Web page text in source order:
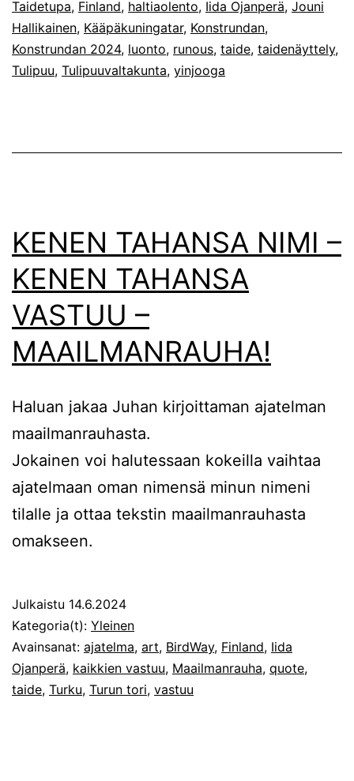
Taidetupa, Finland, haltiaolento, Iida Ojanperä, Jouni
Hallikainen, Kääpäkuningatar, Konstrundan,
Konstrundan 2024, luonto, runous, taide, taidenäyttely,
Tulipuu, Tulipuuvaltakunta, yinjooga
KENEN TAHANSA NIMI –
KENEN TAHANSA
VASTUU –
MAAILMANRAUHA!
Haluan jakaa Juhan kirjoittaman ajatelman
maailmanrauhasta.
Jokainen voi halutessaan kokeilla vaihtaa
ajatelmaan oman nimensä minun nimeni
tilalle ja ottaa tekstin maailmanrauhasta
omakseen.
Julkaistu 14.6.2024
Kategoria(t): Yleinen
Avainsanat: ajatelma, art, BirdWay, Finland, Iida
Ojanperä, kaikkien vastuu, Maailmanrauha, quote,
taide, Turku, Turun tori, vastuu